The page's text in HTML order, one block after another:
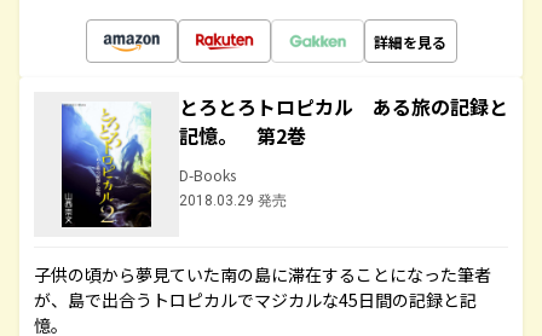
詳細を見る
とろとろトロピカル ある旅の記録と
記憶。 第2巻
D-Books
2018.03.29 発売
子供の頃から夢見ていた南の島に滞在することになった筆者
が、島で出合うトロピカルでマジカルな45日間の記録と記
憶。